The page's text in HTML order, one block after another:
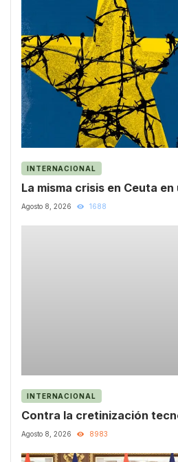
INTERNACIONAL
La misma crisis en Ceuta
Agosto 8, 2026 1688
INTERNACIONAL
Contra la cretinización
Agosto 8, 2026 8983